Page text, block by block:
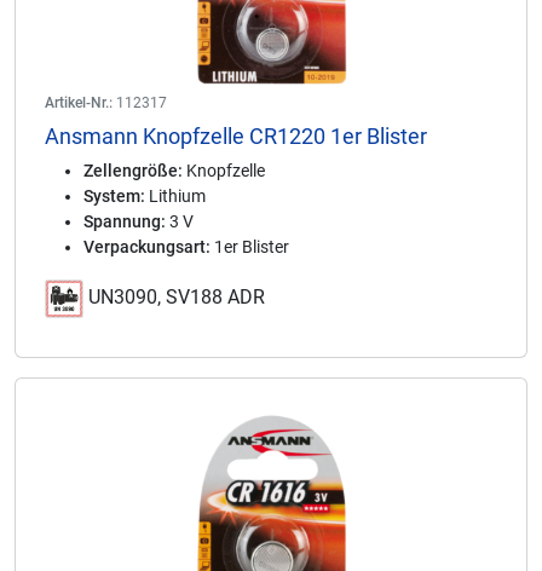
Artikel-Nr.: 112317
Ansmann Knopfzelle CR1220 1er Blister
Zellengröße: Knopfzelle
System: Lithium
Spannung: 3 V
Verpackungsart: 1er Blister
UN3090, SV188 ADR